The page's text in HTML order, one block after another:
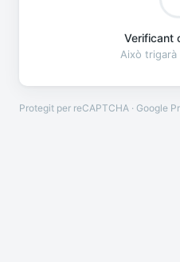
Verificant
Això
Protegit per reCAPTCHA · Google